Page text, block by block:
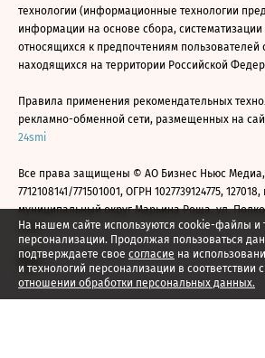
На нашем сайте используются cookie-файлы и
персонализации. Продолжая пользоваться
подтверждаете свое согласие на
и технологий персонализации в соответствии с
отношении обработки персональных данных.
технологии (информационные технологии
информации на основе сбора,
относящихся к предпочтениям пользователей
находящихся на территории Российской
Правила применения рекомендательных
рекламно-обменной сети, размещенных на
24smi
Все права защищены © АО Бизнес Ньюс
7712108141/771501001, ОГРН 1027739124775,
муниципальный округ Марьина Роща, ул.
2026